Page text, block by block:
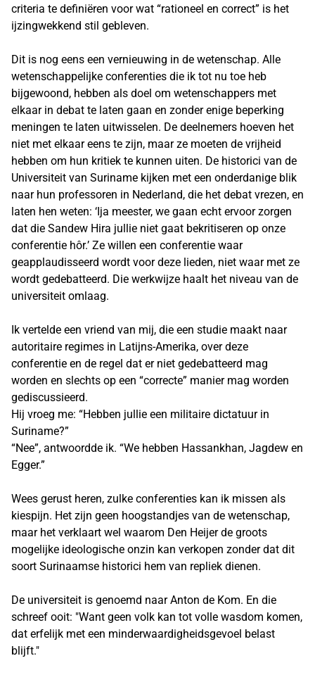
criteria te definiëren voor wat “rationeel en correct” is het
ijzingwekkend stil gebleven.
Dit is nog eens een vernieuwing in de wetenschap. Alle
wetenschappelijke conferenties die ik tot nu toe heb
bijgewoond, hebben als doel om wetenschappers met
elkaar in debat te laten gaan en zonder enige beperking
meningen te laten uitwisselen. De deelnemers hoeven het
niet met elkaar eens te zijn, maar ze moeten de vrijheid
hebben om hun kritiek te kunnen uiten. De historici van de
Universiteit van Suriname kijken met een onderdanige blik
naar hun professoren in Nederland, die het debat vrezen, en
laten hen weten: ‘Ija meester, we gaan echt ervoor zorgen
dat die Sandew Hira jullie niet gaat bekritiseren op onze
conferentie hôr.’ Ze willen een conferentie waar
geapplaudisseerd wordt voor deze lieden, niet waar met ze
wordt gedebatteerd. Die werkwijze haalt het niveau van de
universiteit omlaag.
Ik vertelde een vriend van mij, die een studie maakt naar
autoritaire regimes in Latijns-Amerika, over deze
conferentie en de regel dat er niet gedebatteerd mag
worden en slechts op een “correcte” manier mag worden
gediscussieerd.
Hij vroeg me: “Hebben jullie een militaire dictatuur in
Suriname?”
“Nee”, antwoordde ik. “We hebben Hassankhan, Jagdew en
Egger.”
Wees gerust heren, zulke conferenties kan ik missen als
kiespijn. Het zijn geen hoogstandjes van de wetenschap,
maar het verklaart wel waarom Den Heijer de groots
mogelijke ideologische onzin kan verkopen zonder dat dit
soort Surinaamse historici hem van repliek dienen.
De universiteit is genoemd naar Anton de Kom. En die
schreef ooit: "Want geen volk kan tot volle wasdom komen,
dat erfelijk met een minderwaardigheidsgevoel belast
blijft."